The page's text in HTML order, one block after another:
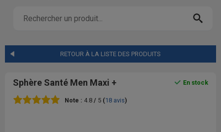
RETOUR À LA LISTE DES PRODUITS
En stock
Sphère Santé Men Maxi +
Note : 4.8 / 5 (18 avis)